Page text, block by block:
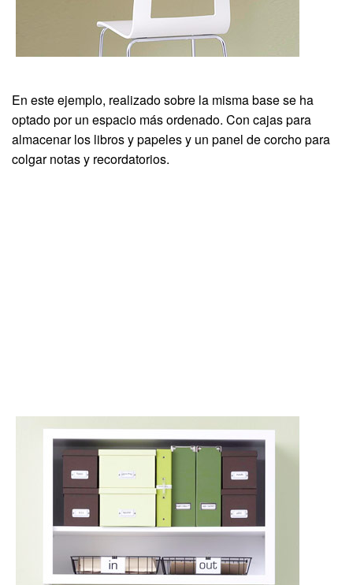
En este ejemplo, realizado sobre la misma base se ha
optado por un espacio más ordenado. Con cajas para
almacenar los libros y papeles y un panel de corcho para
colgar notas y recordatorios.